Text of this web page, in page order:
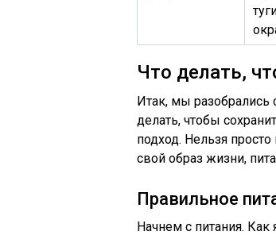
Что делать,
Итак, мы разобрались
делать, чтобы
подход. Нельзя
свой образ жизни,
Правильное
Начнем с питания.